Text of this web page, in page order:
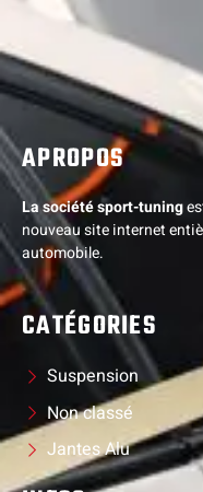
APROPOS
La société sport-tuning
nouveau site internet
automobile.
CATÉGORIES
Suspension
Non classé
Jantes Alu